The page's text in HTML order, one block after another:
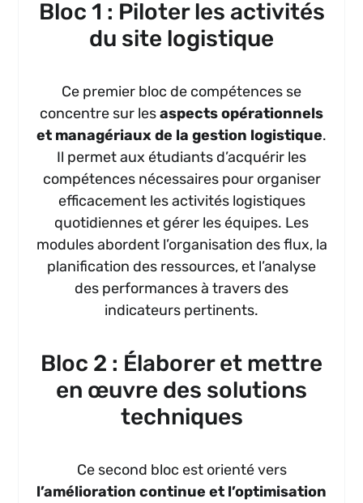
Bloc 1 : Piloter les activités
du site logistique
Ce premier bloc de compétences se
concentre sur lesaspects opérationnels
et managériaux de la gestion logistique.
Il permet aux étudiants d’acquérir les
compétences nécessaires pour organiser
efficacement les activités logistiques
quotidiennes et gérer les équipes. Les
modules abordent l’organisation des flux, la
planification des ressources, et l’analyse
des performances à travers des
indicateurs pertinents.
Bloc 2 : Élaborer et mettre
en œuvre des solutions
techniques
Ce second bloc est orienté vers
l’amélioration continue et l’optimisation